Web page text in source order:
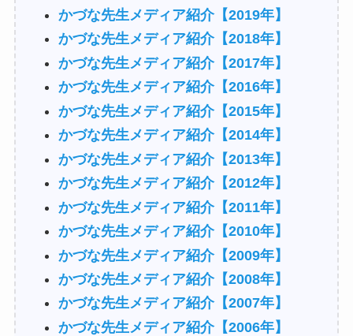
かづな先生メディア紹介【2019年】
かづな先生メディア紹介【2018年】
かづな先生メディア紹介【2017年】
かづな先生メディア紹介【2016年】
かづな先生メディア紹介【2015年】
かづな先生メディア紹介【2014年】
かづな先生メディア紹介【2013年】
かづな先生メディア紹介【2012年】
かづな先生メディア紹介【2011年】
かづな先生メディア紹介【2010年】
かづな先生メディア紹介【2009年】
かづな先生メディア紹介【2008年】
かづな先生メディア紹介【2007年】
かづな先生メディア紹介【2006年】